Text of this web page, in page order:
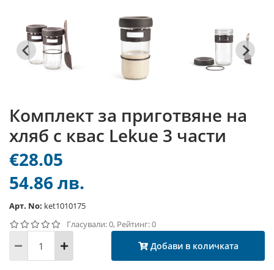
Комплект за приготвяне на
хляб с квас Lekue 3 части
€28.05
54.86 лв.
Арт. No: ket1010175
Гласували: 0, Рейтинг: 0
Добави в количката